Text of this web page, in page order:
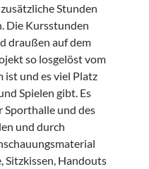
Stunden
Die Kursstunden
draußen auf dem
so losgelöst vom
und es viel Platz
Spielen gibt. Es
Sporthalle und des
und durch
Sitzkissen, Handouts